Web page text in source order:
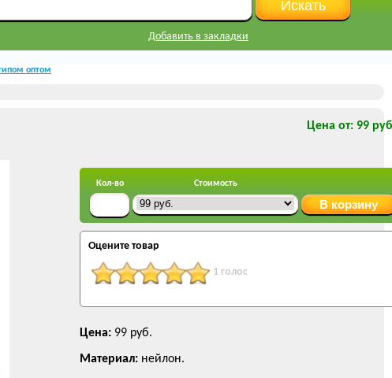
Добавить в закладки
оптом
Цена от: 99
Кол-во Стоимость
Оцените товар
1 голос
Цена: 99 руб.
Материал: нейлон.